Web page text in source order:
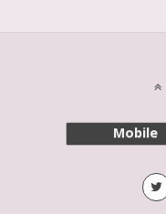
Mobile